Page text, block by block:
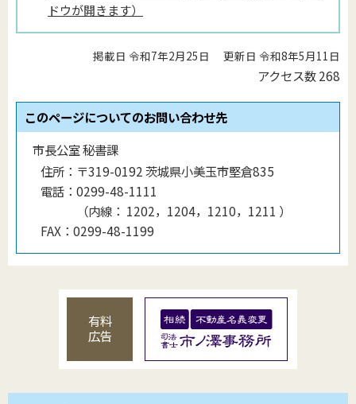
ドウが開きます）
掲載日 令和7年2月25日 更新日 令和8年5月11日
アクセス数268
このページについてのお問い合わせ先
市長公室 秘書課
住所： 〒319-0192 茨城県小美玉市堅倉835
電話： 0299-48-1111
（内線 ： 1202，1204，1210，1211 ）
FAX： 0299-48-1199
有料
広告